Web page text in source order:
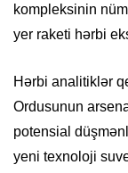
kompleksinin
yer raketi hərbi
Hərbi analitiklər
Ordusunun
potensial
yeni texnoloji